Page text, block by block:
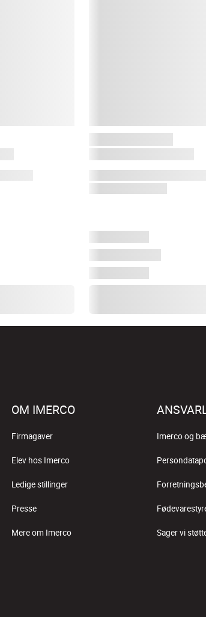
OM IMERCO
Firmagaver
Elev hos Imerco
Ledige stillinger
Presse
Mere om Imerco
Imerco og
Sager vi